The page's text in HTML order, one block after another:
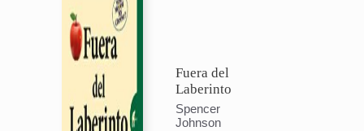
Fuera del
Laberinto
Spencer
Johnson